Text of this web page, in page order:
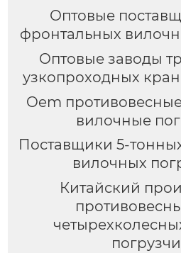
Оптовые
фронтальных
Оптовые заводы
узкопроходных
Oem
вилочные
Поставщики 5-
вилочных
Китайский